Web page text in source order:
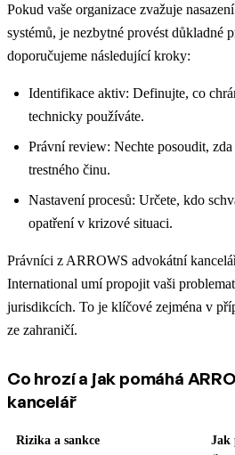
Pokud vaše organizace zvažuje
systémů, je nezbytné provést důkladné
doporučujeme následující kroky:
Identifikace aktiv: Definujte, co
technicky používáte.
Právní review: Nechte posoudit,
trestného činu.
Nastavení procesů: Určete, kdo
opatření v krizové situaci.
Právníci z ARROWS advokátní
International umí propojit vaši
jurisdikcích. To je klíčové zejména v
ze zahraničí.
Co hrozí a jak pomáhá
kancelář
Rizika a sankce
Jak